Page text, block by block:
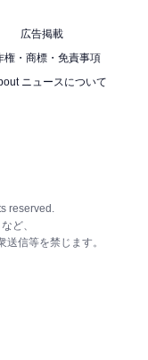
広告掲載
権・商標・免責事項
ニュースについて
reserved.
ど、
信等を禁じます。